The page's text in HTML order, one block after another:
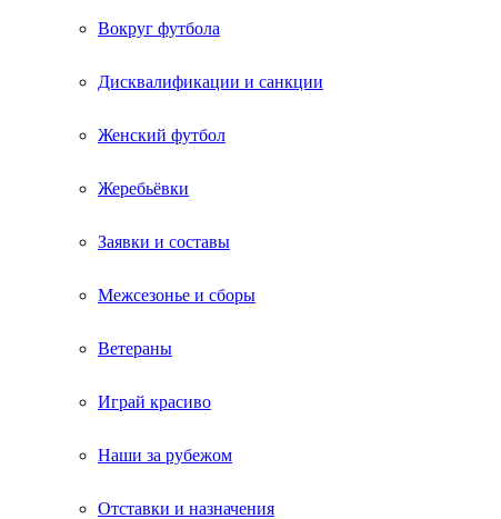
Вокруг футбола
Дисквалификации и санкции
Женский футбол
Жеребьёвки
Заявки и составы
Межсезонье и сборы
Ветераны
Играй красиво
Наши за рубежом
Отставки и назначения